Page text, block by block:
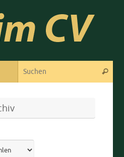
Suchen